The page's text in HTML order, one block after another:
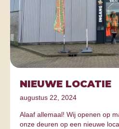
NIEUWE LOCATIE
augustus 22, 2024
Alaaf allemaal! Wij openen op
onze deuren op een nieuwe